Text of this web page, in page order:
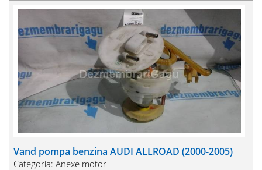
Vand pompa benzina AUDI ALLROAD (2000-2005)
Categoria: Anexe motor